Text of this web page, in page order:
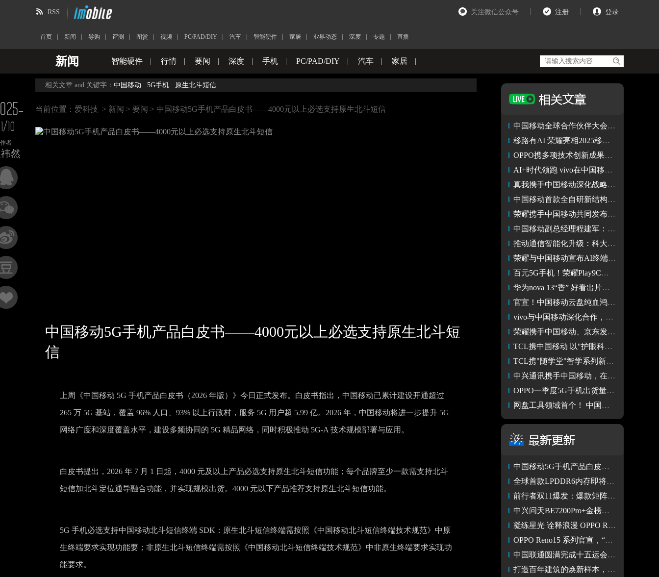
关注微信公众号 注册 登录
RSS
首页 新闻 导购 评测 图赏 视频 PC/PAD/DIY 汽车 智能硬件 家居 业界动态 深度 专题 直播
新闻 智能硬件 | 行情 | 要闻 | 深度 | 手机 | PC/PAD/DIY | 汽车 | 家居 |
10
作者
然
相关文章 and 关键字： 中国移动 5G手机 原生北斗短信
当前位置： 爱科技 > 新闻 > 要闻 > 中国移动5G手机产品白皮书——4000元以上必选支持原生北斗短信
中国移动5G手机产品白皮书——4000元以上必选支持原生北斗短
信
上周《中国移动 5G 手机产品白皮书（2026 年版）》今日正式发布。白皮书指出，中国移动已累计建设开通超过
265 万 5G 基站，覆盖 96% 人口、93% 以上行政村，服务 5G 用户超 5.99 亿。2026 年，中国移动将进一步提升 5G
网络广度和深度覆盖水平，建设多频协同的 5G 精品网络，同时积极推动 5G-A 技术规模部署与应用。
白皮书提出，2026 年 7 月 1 日起，4000 元及以上产品必选支持原生北斗短信功能；每个品牌至少一款需支持北斗
短信加北斗定位通导融合功能，并实现规模出货。4000 元以下产品推荐支持原生北斗短信功能。
5G 手机必选支持中国移动北斗短信终端 SDK：原生北斗短信终端需按照《中国移动北斗短信终端技术规范》中原
生终端要求实现功能要；非原生北斗短信终端需按照《中国移动北斗短信终端技术规范》中非原生终端要求实现功
能要求。
中国移动全球合作伙伴大会举办 移动泛终端5G手机订货荣耀第一
移路有AI 荣耀亮相2025移动合作伙伴大会 5G手机订货量排名第一
OPPO携多项技术创新成果亮相中国移动全球合作伙伴大会
AI+时代领跑 vivo在中国移动全球合作伙伴大会上亮“技术肌肉”
真我携手中国移动深化战略合作，动感地带首款定制机重磅发布
中国移动首款全自研新结构硅基外腔混合集成光源芯片成功
荣耀携手中国移动共同发布AI手机荣耀X70i AI版
中国移动副总经理程建军：数智创新赋能发展 智融百业共谱未来
推动通信智能化升级：科大讯飞携手中国移动引领AI通信革命
荣耀与中国移动宣布AI终端战略合作 共同推进AI终端生态建设
百元5G手机！荣耀Play9C全新版本发布589元起
华为nova 13“香” 好看出片、好玩又好用 真正的性价比5G手机
官宣！中国移动云盘纯血鸿蒙版上线
vivo与中国移动深化合作，共绘智慧科技新篇章
荣耀携手中国移动、京东发布新品荣耀Play9C
TCL携中国移动 以"护眼科技，时尚关爱"打造健康智能终端新体验
TCL携"随学堂"智学系列新品亮相2024中国移动全球合作伙伴大会
中兴通讯携手中国移动，在2024MWC上海展发布AI普惠裸眼3D手机
OPPO一季度5G手机出货量居全球第3 未来几年将加速AI手机布局
网盘工具领域首个！ 中国移动云盘完成原生鸿蒙核心版本开发
中国移动5G手机产品白皮书——4000元以上必选支持原生北斗短信
全球首款LPDDR6内存即将亮相 12nm制程 速率达10.7Gbps
前行者双11爆发：爆款矩阵领跑平台，文化与情感重塑外设新价值
中兴问天BE7200Pro+金榜夺冠 夯实品牌核心竞争力
凝练星光 诠释浪漫 OPPO Reno15系列星光蝴蝶结图赏
OPPO Reno15 系列官宣，“星光蝴蝶结”演绎运动芭蕾潮流美学
中国联通圆满完成十五运会开幕式通信服务保障工作
打造百年建筑的焕新样本，OPPO华北首家旗舰店落地天津